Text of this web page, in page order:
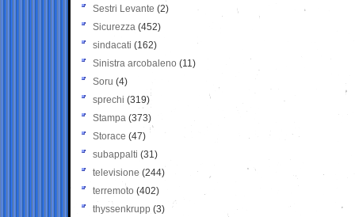
Sestri Levante (2)
Sicurezza (452)
sindacati (162)
Sinistra arcobaleno (11)
Soru (4)
sprechi (319)
Stampa (373)
Storace (47)
subappalti (31)
televisione(244)
terremoto (402)
thyssenkrupp (3)